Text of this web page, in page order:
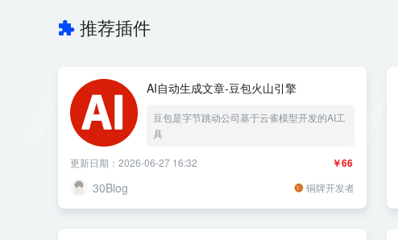
推荐插件
AI自动生成文章-豆包火山引擎
豆包是字节跳动公司基于云雀模型开发的AI工
具
￥66
更新日期：2026-06-27 16:32
30Blog 铜牌开发者